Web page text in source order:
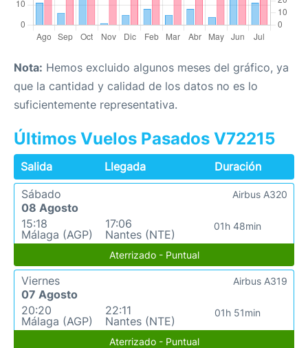
Nota: Hemos excluido algunos meses del gráfico, ya
que la cantidad y calidad de los datos no es lo
suficientemente representativa.
Últimos Vuelos Pasados V72215
Salida Llegada
Duración
Sábado
08 Agosto
15:18
Málaga (AGP)
17:06
Nantes (NTE)
01h 48min
Airbus A320
Aterrizado - Puntual
Viernes
07 Agosto
20:20
Málaga (AGP)
22:11
Nantes (NTE)
01h 51min
Airbus A319
Aterrizado - Puntual